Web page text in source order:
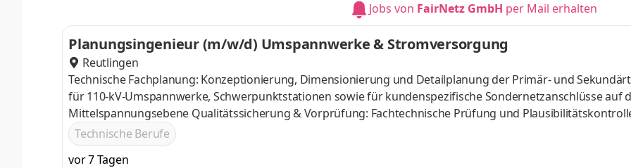
Jobs von FairNetz GmbH per Mail erhalten
Planungsingenieur (m/w/d) Umspannwerke & Stromversorgung
Reutlingen
Technische Fachplanung: Konzeptionierung, Dimensionierung und Detailplanung der Primär- und
für 110-kV-Umspannwerke, Schwerpunktstationen sowie für kundenspezifische Sondernetzanschlüsse auf
Mittelspannungsebene Qualitätssicherung & Vorprüfung: Fachtechnische Prüfung und
komplexer Pläne externer Dienstleister über alle Leistungsphasen der HOAI zur Vorbereitung der finalen
durch die Abteilungs- und Projektleitung
Technische Berufe
vor 7 Tagen